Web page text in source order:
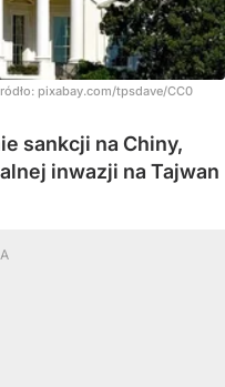
pixabay.com/tpsdave/CC0
sankcji na Chiny,
inwazji na Tajwan